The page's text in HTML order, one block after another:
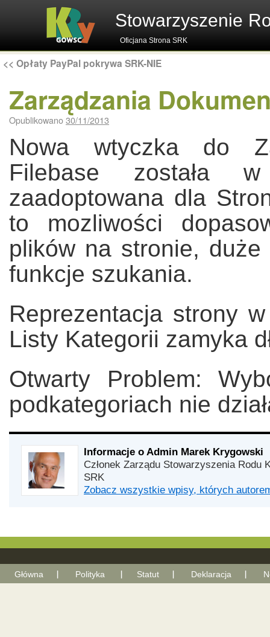
Stowarzyszenie
Oficjana Strona SRK
<< Opłaty PayPal pokrywa SRK-NIE
Zarządzania
Opublikowano30/11/2013
Nowa wtyczka do
Filebase została
zaadoptowana dla
to mozliwości
plików na stronie,
funkcje szukania.
Reprezentacja strony
Listy Kategorii zamyka
Otwarty Problem:
podkategoriach nie
Informacje o Admin Marek Krygowski
Członek Zarządu Stowarzyszenia Rodu
SRK
Zobacz wszystkie wpisy, których
Główna Polityka Statut Deklaracja With